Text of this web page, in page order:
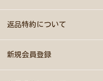
返品特約について
新規会員登録